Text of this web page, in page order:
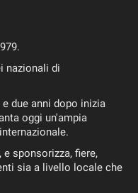
nazionali di
due anni dopo inizia
oggi un'ampia
sponsorizza, fiere,
sia a livello locale che